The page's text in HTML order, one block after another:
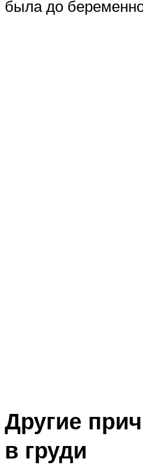
была до
Другие
в груди